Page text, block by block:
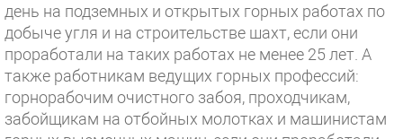
день на подземных и открытых горных работах по
добыче угля и на строительстве шахт, если они
проработали на таких работах не менее 25 лет. А
также работникам ведущих горных профессий:
горнорабочим очистного забоя, проходчикам,
забойщикам на отбойных молотках и машинистам